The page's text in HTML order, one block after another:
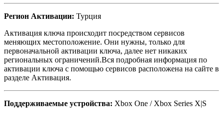
Регион Активации: Турция
Активация ключа происходит посредством сервисов
меняющих местоположение. Они нужны, только для
первоначальной активации ключа, далее нет никаких
региональных ограничений.Вся подробная информация по
активации ключа с помощью сервисов расположена на сайте в
разделе Активация.
Поддерживаемые устройства: Xbox One / Xbox Series X|S